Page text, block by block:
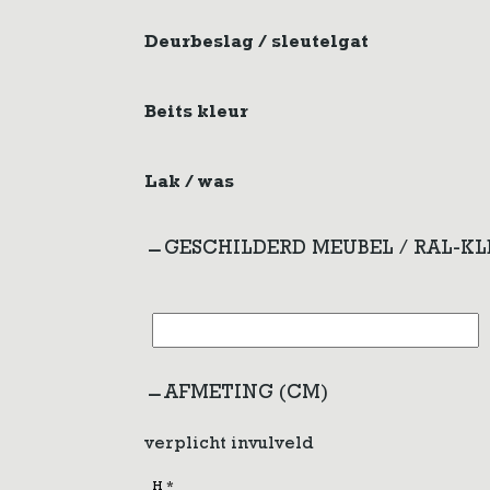
Deurbeslag / sleutelgat
Beits kleur
Lak / was
GESCHILDERD MEUBEL / RAL-
AFMETING (CM)
verplicht invulveld